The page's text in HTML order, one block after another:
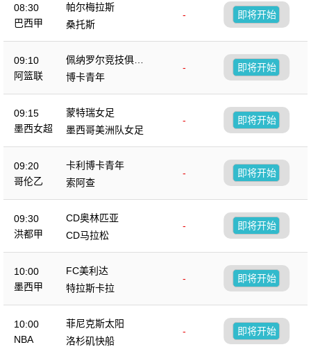
08:30
巴西甲
帕尔梅拉斯
-
桑托斯
即将开始
09:10
阿篮联
佩纳罗尔竞技俱乐
部
-
博卡青年
即将开始
09:15
墨西女超
蒙特瑞女足
-
墨西哥美洲队女足
即将开始
09:20
哥伦乙
卡利博卡青年
-
索阿查
即将开始
09:30
洪都甲
CD奥林匹亚
-
CD马拉松
即将开始
10:00
墨西甲
FC美利达
-
特拉斯卡拉
即将开始
10:00
NBA
菲尼克斯太阳
-
洛杉矶快船
即将开始